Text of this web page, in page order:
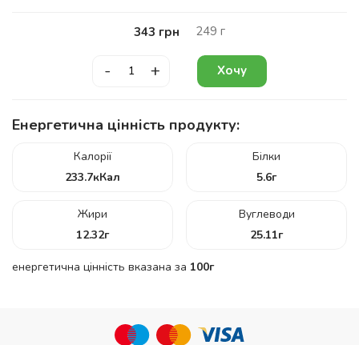
343 грн 249 г
- + Хочу
Енергетична цінність продукту:
Калорії
233.7кКал
Білки
5.6г
Жири
12.32г
Вуглеводи
25.11г
енергетична цінність вказана за 100г